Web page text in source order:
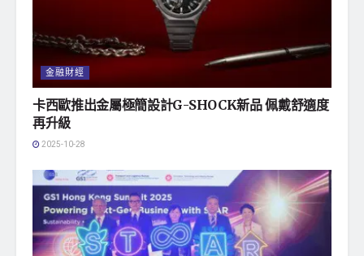
金融財經
卡西歐推出金屬極簡設計G-SHOCK新品 佩戴舒適度
再升級
2025-10-28